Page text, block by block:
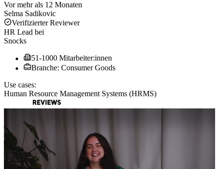
Vor mehr als 12 Monaten
Selma Sadikovic
Verifizierter Reviewer
HR Lead bei
Snocks
51-1000 Mitarbeiter:innen
Branche: Consumer Goods
Use cases:
Human Resource Management Systems (HRMS)